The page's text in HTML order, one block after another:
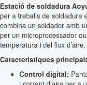
Estació de soldadura
per a treballs de soldadura
combina un soldador amb
per un microprocessador
temperatura i del flux
Característiques
Control digital: